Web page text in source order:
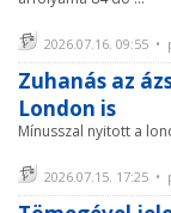
2026.07.16. 09:55
Zuhanás az
London is
Mínusszal nyitott a
2026.07.15. 17:25